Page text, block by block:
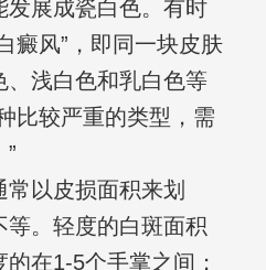
展成瓷白色。有时
癜风”，即同一块皮肤
、浅白色和乳白色等
比较严重的类型，需
以皮损面积来划
。轻度的白斑面积
在1-5个手掌之间；